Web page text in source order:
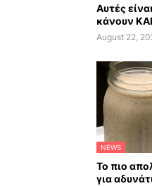
Αυτές
κάνουν
August 22,
NEWS
Το πιο
για